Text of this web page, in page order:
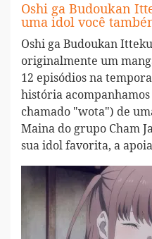
Oshi ga Budoukan
uma idol você
Oshi ga Budoukan
originalmente um
12 episódios na
história
chamado "wota") de
Maina do grupo Cham
sua idol favorita, a